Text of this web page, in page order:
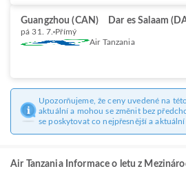
Guangzhou (CAN) Dar es Salaam
pá 31. 7. Přímý
Air Tanzania
Upozorňujeme, že ceny uvedené na
aktuální a mohou se změnit bez
se poskytovat co nejpřesnější a aktuální
Air Tanzania Informace o letu z